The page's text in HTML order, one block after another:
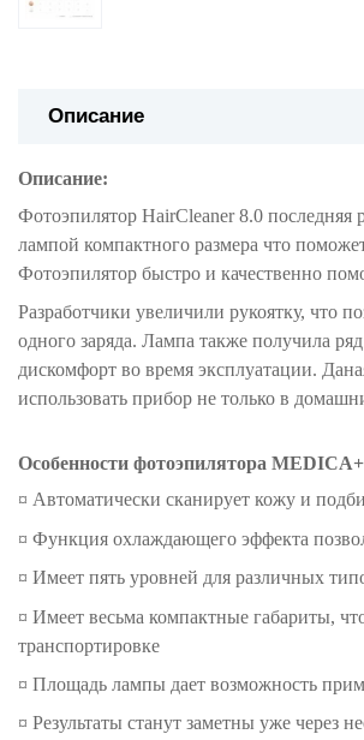
Описание
Описание:
Фотоэпилятор HairCleaner 8.0
лампой компактного размера что
Фотоэпилятор быстро и качественно
Разработчики увеличили рукоятку, что
одного заряда. Лампа также получила
дискомфорт во время эксплуатации.
использовать прибор не только в
Особенности фотоэпилятора
¤ Автоматически сканирует кожу и
¤ Функция охлаждающего эффекта
¤ Имеет пять уровней для различных
¤ Имеет весьма компактные габариты,
транспортировке
¤ Площадь лампы дает возможность
¤ Результаты станут заметны уже через